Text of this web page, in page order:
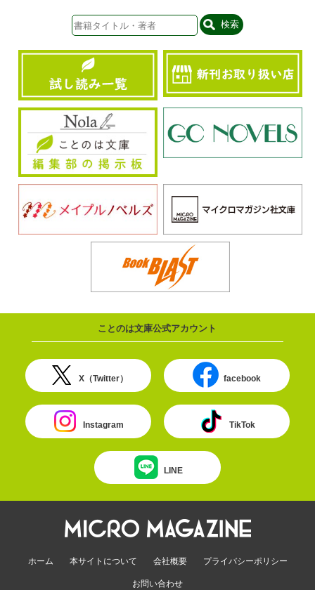
検索
ことのは文庫公式アカウント
X（Twitter） facebook
Instagram TikTok
LINE
ホーム 本サイトについて 会社概要 プライバシーポリシー
お問い合わせ